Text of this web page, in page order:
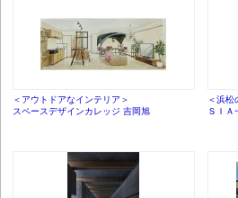
＜アウトドアなインテリア＞
スペースデザインカレッジ 吉岡旭
＜浜松
ＳＩＡ